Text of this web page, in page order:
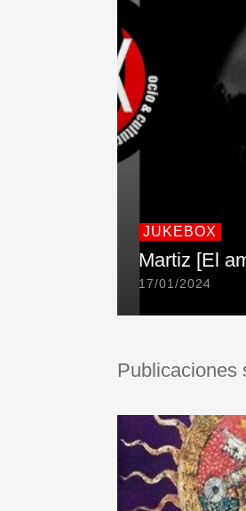
JUKEBOX
Martiz [El
17/01/2024
Publicaciones